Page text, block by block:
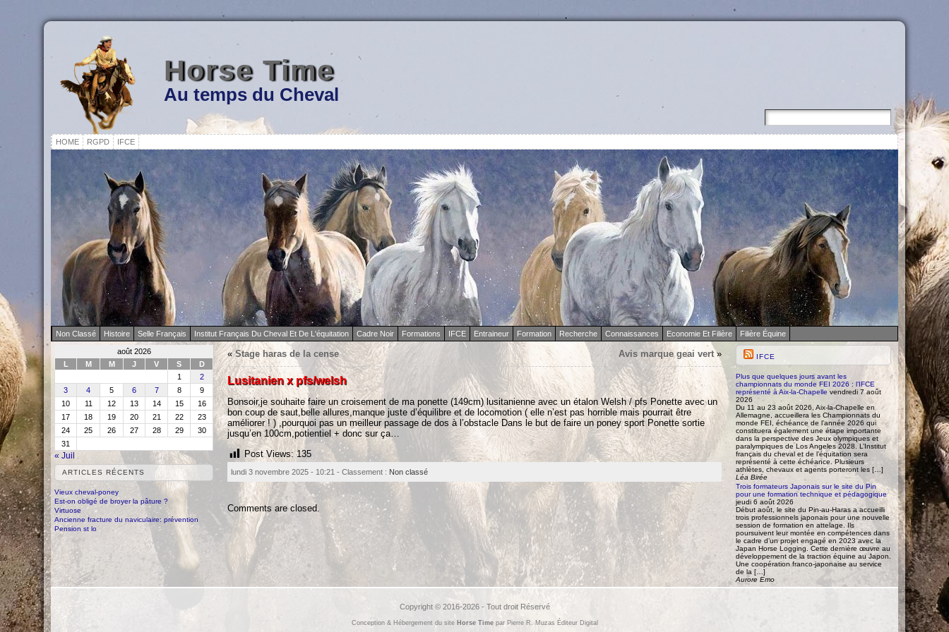
Horse Time
Au temps du Cheval
HOME RGPD IFCE
Non Classé Histoire Selle Français Institut Français Du Cheval Et De L'équitation Cadre Noir Formations IFCE Entraineur Formation Recherche Connaissances Economie Et Filière Filière Équine
août 2026
L
M M J V S
D
1
2
3
4 5 6 7 8
9
10
11 12 13 14 15
16
17
18 19 20 21 22
23
24
25 26 27 28 29
30
31
« Juil
ARTICLES RÉCENTS
Vieux cheval-poney
Est-on obligé de broyer la pâture ?
Virtuose
Ancienne fracture du naviculaire: prévention
Pension st lo
«Stage haras de la cense Avis marque geai vert»
Lusitanien x pfs/welsh
Bonsoir,je souhaite faire un croisement de ma ponette (149cm) lusitanienne avec un étalon Welsh / pfs Ponette avec un
bon coup de saut,belle allures,manque juste d’équilibre et de locomotion ( elle n’est pas horrible mais pourrait être
améliorer ! ) ,pourquoi pas un meilleur passage de dos à l’obstacle Dans le but de faire un poney sport Ponette sortie
jusqu’en 100cm,potientiel + donc sur ça…
Post Views: 135
lundi 3 novembre 2025 - 10:21 - Classement : Non classé
Comments are closed.
IFCE
Plus que quelques jours avant les
championnats du monde FEI 2026 : l’IFCE
représenté à Aix-la-Chapelle vendredi 7 août
2026
Du 11 au 23 août 2026, Aix-la-Chapelle en
Allemagne, accueillera les Championnats du
monde FEI, échéance de l’année 2026 qui
constituera également une étape importante
dans la perspective des Jeux olympiques et
paralympiques de Los Angeles 2028. L’Institut
français du cheval et de l’équitation sera
représenté à cette échéance. Plusieurs
athlètes, chevaux et agents porteront les […]
Léa Birée
Trois formateurs Japonais sur le site du Pin
pour une formation technique et pédagogique
jeudi 6 août 2026
Début août, le site du Pin-au-Haras a accueilli
trois professionnels japonais pour une nouvelle
session de formation en attelage. Ils
poursuivent leur montée en compétences dans
le cadre d’un projet engagé en 2023 avec la
Japan Horse Logging. Cette dernière œuvre au
développement de la traction équine au Japon.
Une coopération franco-japonaise au service
de la […]
Aurore Emo
Copyright © 2016-2026 - Tout droit Réservé
Conception & Hébergement du site Horse Timepar Pierre R. Muzas Éditeur Digital